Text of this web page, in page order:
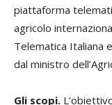
piattaforma
agricolo
Telematica Italiana
dal ministro
Gli scopi.